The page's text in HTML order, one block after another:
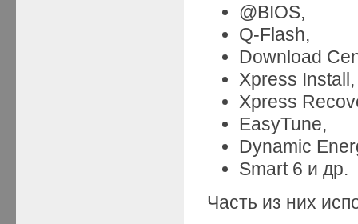
@BIOS,
Q-Flash,
Download
Xpress Install,
Xpress
EasyTune,
Dynamic
Smart 6 и др.
Часть из них